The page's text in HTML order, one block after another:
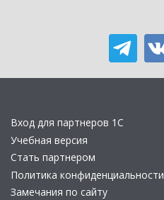
Вход для партнеров 1С
Учебная версия
Стать партнером
Политика конфиденциальности
Замечания по сайту